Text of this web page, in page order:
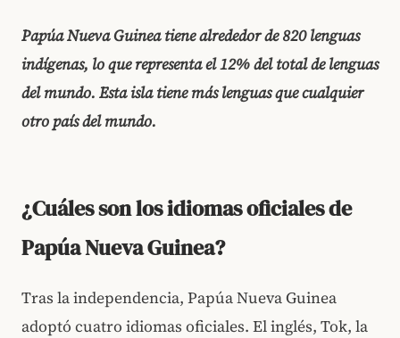
Papúa Nueva Guinea tiene alrededor de 820 lenguas
indígenas, lo que representa el 12% del total de lenguas
del mundo. Esta isla tiene más lenguas que cualquier
otro país del mundo.
¿Cuáles son los idiomas oficiales de
Papúa Nueva Guinea?
Tras la independencia, Papúa Nueva Guinea
adoptó cuatro idiomas oficiales. El inglés, Tok, la